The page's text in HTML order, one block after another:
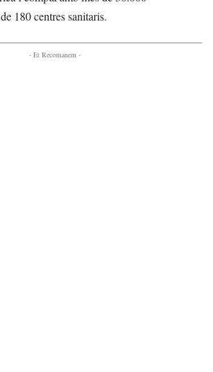
180 centres sanitaris.
- Et Recomanem -